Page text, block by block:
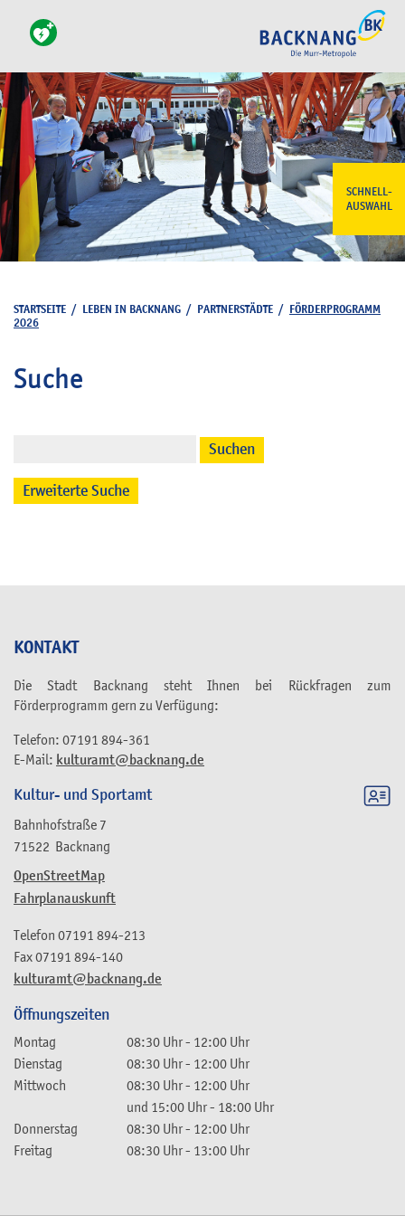
SCHNELL-
AUSWAHL
KONTAKT
Die Stadt Backnang steht Ihnen bei Rückfragen zum
Förderprogramm gern zu Verfügung:
Telefon: 07191 894-361
E-Mail: kulturamt@backnang.de
Kultur- und Sportamt
Bahnhofstraße 7
71522 Backnang
OpenStreetMap
Fahrplanauskunft
kulturamt@backnang.de
Telefon 07191 894-213
Fax07191 894-140
Öffnungszeiten
Montag 08:30 Uhr- 12:00 Uhr
Dienstag
08:30 Uhr- 12:00 Uhr
Mittwoch
08:30 Uhr- 12:00 Uhr
und 15:00 Uhr- 18:00 Uhr
Donnerstag
08:30 Uhr- 12:00 Uhr
Freitag
08:30 Uhr- 13:00 Uhr
STARTSEITE / LEBEN IN BACKNANG / PARTNERSTÄDTE / FÖRDERPROGRAMM
2026
Suche
Suchen
Erweiterte Suche